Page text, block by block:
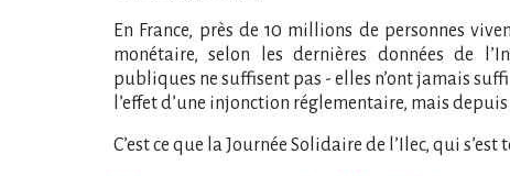
En France, près de 10 millions de personnes
monétaire, selon les dernières données de
publiques ne suffisent pas - elles n​‌’ont jamais
l​‌’effet d​‌’une injonction réglementaire, mais
C​‌’est ce que la Journée Solidaire de l​‌’Ilec, qui